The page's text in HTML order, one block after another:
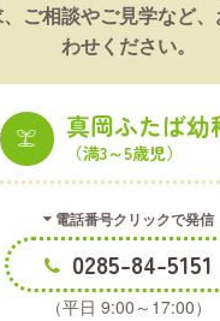
ご相談やご見学など
わせください。
真岡ふたば幼
（満3～5歳児）
電話番号クリックで発信
0285-84-5151
（平日 9:00～17:00）